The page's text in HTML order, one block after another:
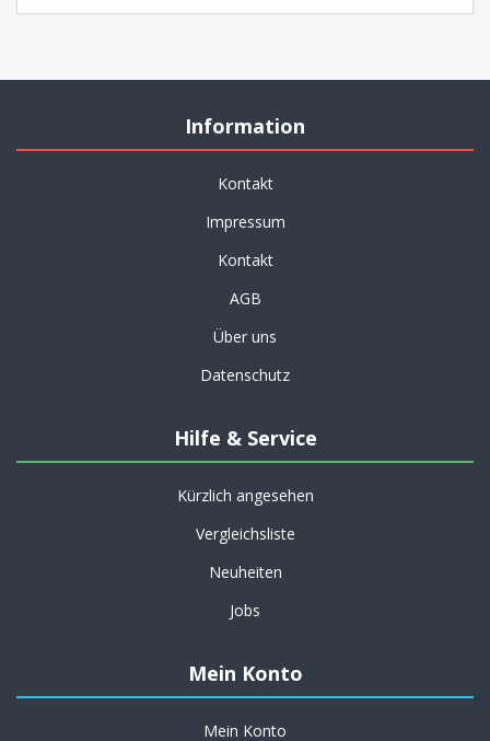
Information
Kontakt
Impressum
Kontakt
AGB
Über uns
Datenschutz
Hilfe & Service
Kürzlich angesehen
Vergleichsliste
Neuheiten
Jobs
Mein Konto
Mein Konto